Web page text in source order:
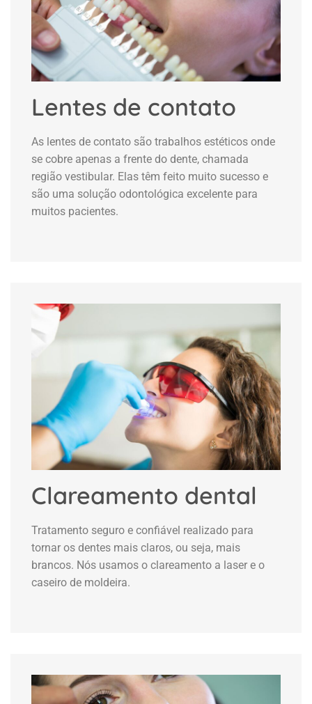
Lentes de contato
As lentes de contato são trabalhos estéticos onde
se cobre apenas a frente do dente, chamada
região vestibular. Elas têm feito muito sucesso e
são uma solução odontológica excelente para
muitos pacientes.
Clareamento dental
Tratamento seguro e confiável realizado para
tornar os dentes mais claros, ou seja, mais
brancos. Nós usamos o clareamento a laser e o
caseiro de moldeira.